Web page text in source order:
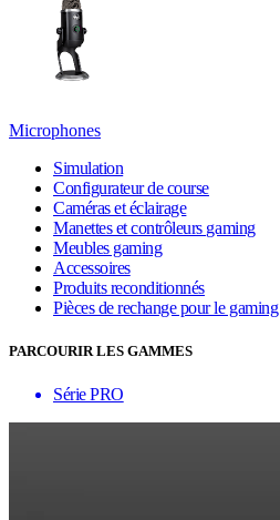
Microphones
Simulation
Configurateur de course
Caméras et éclairage
Manettes et contrôleurs gaming
Meubles gaming
Accessoires
Produits reconditionnés
Pièces de rechange pour le gaming
PARCOURIR LES GAMMES
Série PRO